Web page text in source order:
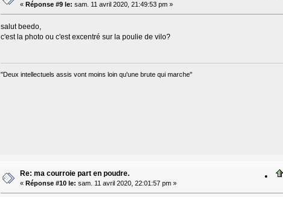
« Réponse #9 le: sam. 11 avril 2020, 21:49:53 pm »
salut beedo,
c'est la photo ou c'est excentré sur la poulie de vilo?
"Deux intellectuels assis vont moins loin qu'une brute qui marche"
Re: ma courroie part en poudre.
« Réponse #10 le: sam. 11 avril 2020, 22:01:57 pm »